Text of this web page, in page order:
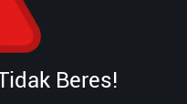
Beres!